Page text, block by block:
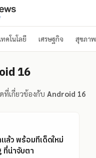
คโนโลยี เศรษฐกิจ สุขภาพ
16
16
เกี่ยวข้องกับ Android 16
ล้ว พร้อมทีเด็ดใหม่
ที่น่าจับตา